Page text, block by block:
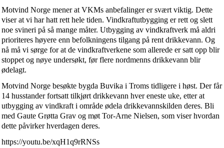
Motvind Norge mener at VKMs anbefalinger er svært viktig. Dette
viser at vi har hatt rett hele tiden. Vindkraftutbygging er rett og slett
noe svineri på så mange måter. Utbygging av vindkraftverk må aldri
prioriteres høyere enn befolkningens tilgang på rent drikkevann. Og
nå må vi sørge for at de vindkraftverkene som allerede er satt opp blir
stoppet og nøye undersøkt, før flere nordmenns drikkevann blir
ødelagt.
Motvind Norge besøkte bygda Buvika i Troms tidligere i høst. Der får
14 husstander fortsatt tilkjørt drikkevann hver eneste uke, etter at
utbygging av vindkraft i område ødela drikkevannskilden deres. Bli
med Gaute Grøtta Grav og møt Tor-Arne Nielsen, som viser hvordan
dette påvirker hverdagen deres.
https://youtu.be/xqH1q9rRNSs